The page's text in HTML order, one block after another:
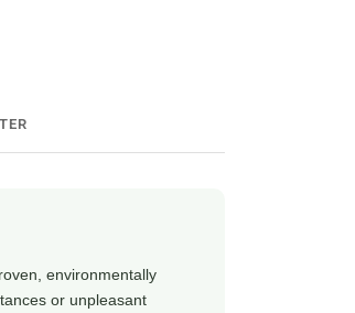
environmentally
or unpleasant